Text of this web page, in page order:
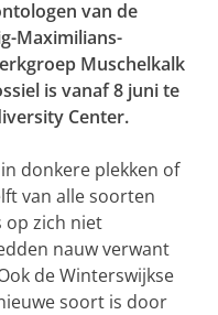
van de
Maximilians-
Muschelkalk
is vanaf 8 juni te
Center.
donkere plekken of
van alle soorten
op zich niet
nauw verwant
de Winterswijkse
soort is door